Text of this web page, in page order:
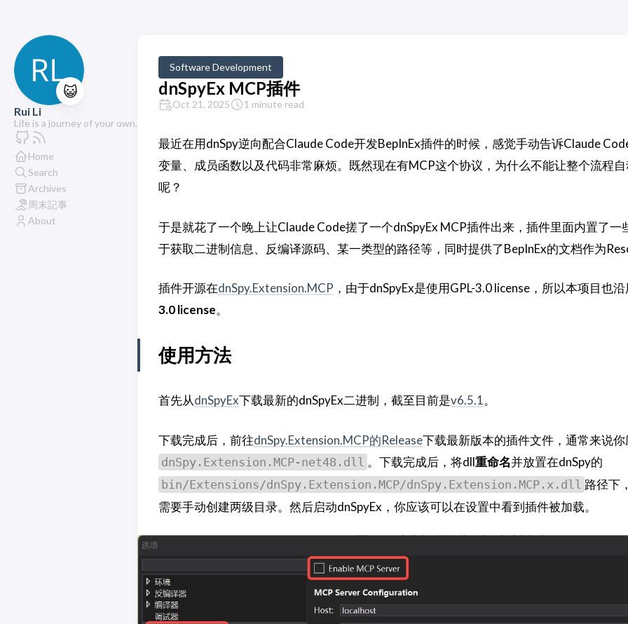
😺
Rui Li
Life is a journey of your own.
Home
Search
Archives
周末記事
About
Software Development
dnSpyEx MCP插件
Oct 21, 2025 1 minute read
最近在用dnSpy逆向配合Claude Code开发BepInEx插件的时候，感觉手动告诉Claude
变量、成员函数以及代码非常麻烦。既然现在有MCP这个协议，为什么不能让整个流程
呢？
于是就花了一个晚上让Claude Code搓了一个dnSpyEx MCP插件出来，插件里面内置了一
于获取二进制信息、反编译源码、某一类型的路径等，同时提供了BepInEx的文档作为
插件开源在dnSpy.Extension.MCP ，由于dnSpyEx是使用GPL-3.0 license，所以本项目也沿
3.0 license。
使用方法
首先从dnSpyEx下载最新的dnSpyEx二进制，截至目前是v6.5.1。
下载完成后，前往dnSpy.Extension.MCP的Release下载最新版本的插件文件，通常来说
dnSpy.Extension.MCP-net48.dll 。下载完成后，将dll重命名并放置在dnSpy的
bin/Extensions/dnSpy.Extension.MCP/dnSpy.Extension.MCP.x.dll 路径下
需要手动创建两级目录。然后启动dnSpyEx，你应该可以在设置中看到插件被加载。